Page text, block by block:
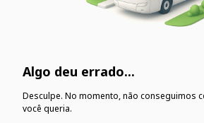
Algo deu errado...
Desculpe. No momento, não conseguimos
você queria.